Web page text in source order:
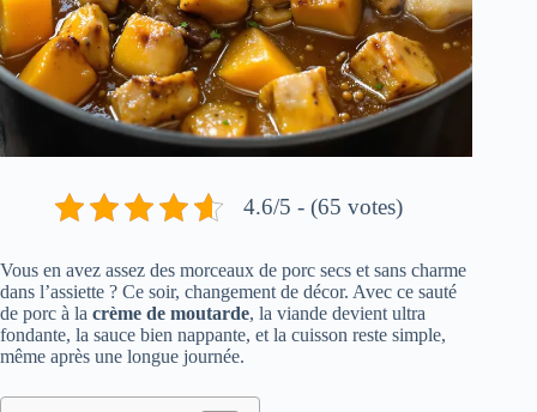
4.6/5 - (65 votes)
Vous en avez assez des morceaux de porc secs et sans charme
dans l’assiette ? Ce soir, changement de décor. Avec ce sauté
de porc à la crème de moutarde, la viande devient ultra
fondante, la sauce bien nappante, et la cuisson reste simple,
même après une longue journée.